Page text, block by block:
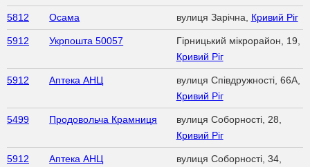
5812 Осама вулиця Зарічна, Кривий Ріг
5912 Укрпошта 50057
Гірницький мікрорайон, 19,
Кривий Ріг
5912 Аптека АНЦ
вулиця Співдружності, 66А,
Кривий Ріг
5499 Продовольча Крамниця
вулиця Соборності, 28,
Кривий Ріг
5912 Аптека АНЦ
вулиця Соборності, 34,